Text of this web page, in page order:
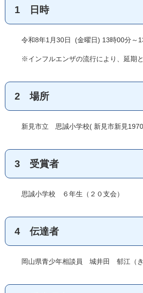
1 日時
令和8年1月30日 (金曜日) 13時00分～
※インフルエンザの流行により、延期と
2 場所
新見市立 思誠小学校( 新見市新見
3 受賞者
思誠小学校 ６年生（２０支会）
4 伝達者
岡山県青少年相談員 城井田 郁江（